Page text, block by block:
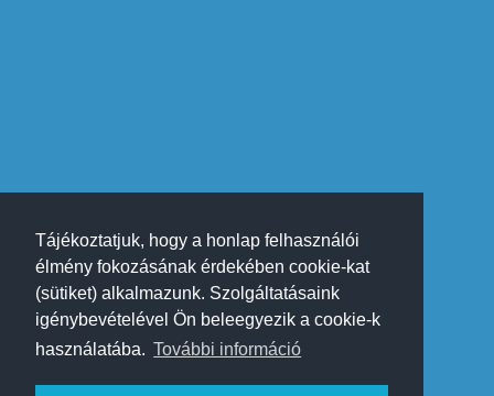
Tájékoztatjuk, hogy a honlap felhasználói
élmény fokozásának érdekében cookie-kat
(sütiket) alkalmazunk. Szolgáltatásaink
igénybevételével Ön beleegyezik a cookie-k
használatába. További információ